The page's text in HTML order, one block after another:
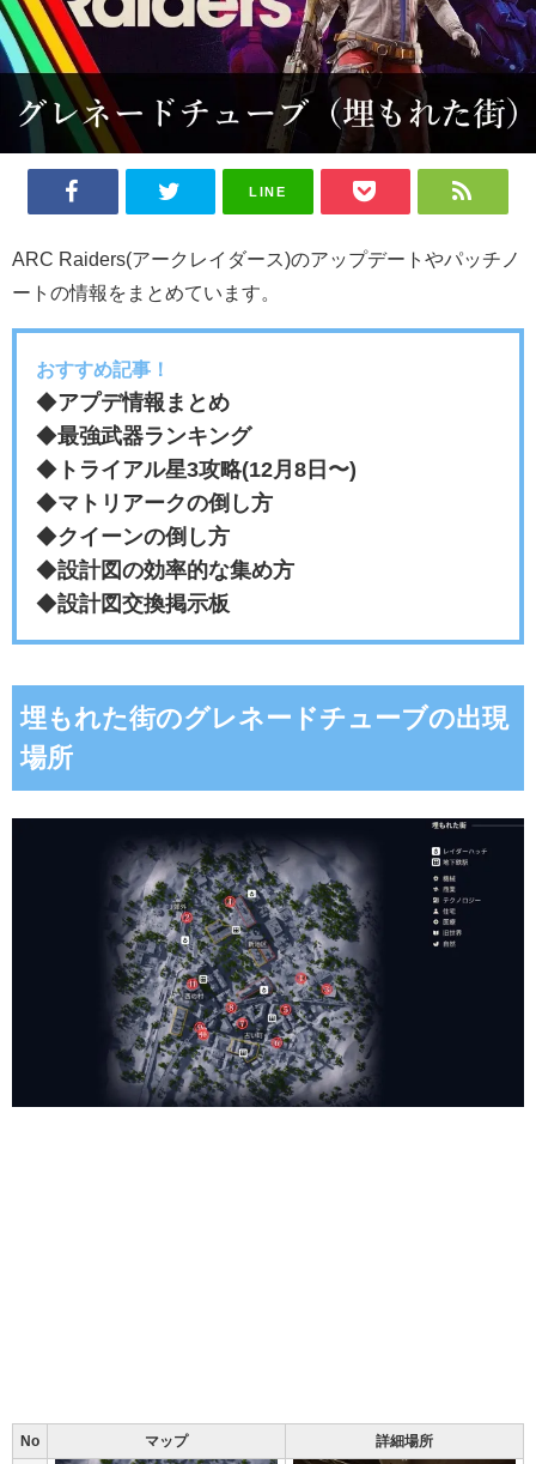
LINE
ARC Raiders(アークレイダース)のアップデートやパッチノ
ートの情報をまとめています。
おすすめ記事！
◆アプデ情報まとめ
◆最強武器ランキング
◆ トライアル星3攻略(12月8日〜)
◆マトリアークの倒し方
◆クイーンの倒し方
◆設計図の効率的な集め方
◆設計図交換掲示板
埋もれた街のグレネードチューブの出現
場所
No マップ 詳細場所